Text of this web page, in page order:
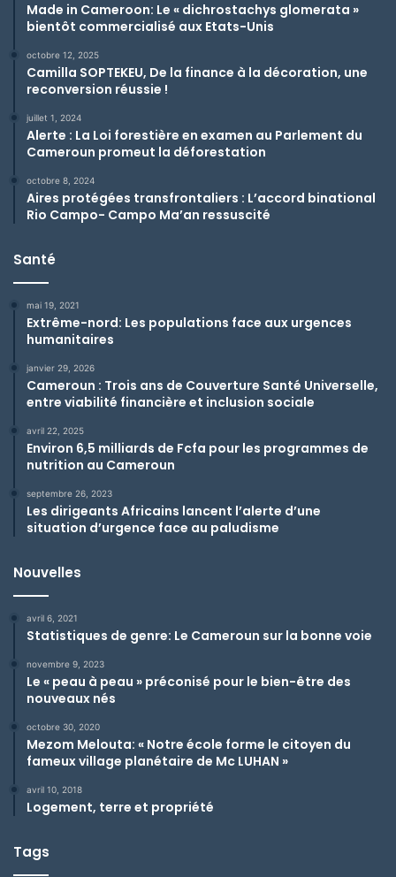
Made in Cameroon: Le « dichrostachys glomerata »
bientôt commercialisé aux Etats-Unis
octobre 12, 2025
Camilla SOPTEKEU, De la finance à la décoration, une
reconversion réussie !
juillet 1, 2024
Alerte : La Loi forestière en examen au Parlement du
Cameroun promeut la déforestation
octobre 8, 2024
Aires protégées transfrontaliers : L’accord binational
Rio Campo- Campo Ma’an ressuscité
Santé
mai 19, 2021
Extrême-nord: Les populations face aux urgences
humanitaires
janvier 29, 2026
Cameroun : Trois ans de Couverture Santé Universelle,
entre viabilité financière et inclusion sociale
avril 22, 2025
Environ 6,5 milliards de Fcfa pour les programmes de
nutrition au Cameroun
septembre 26, 2023
Les dirigeants Africains lancent l’alerte d’une
situation d’urgence face au paludisme
Nouvelles
avril 6, 2021
Statistiques de genre: Le Cameroun sur la bonne voie
novembre 9, 2023
Le « peau à peau » préconisé pour le bien-être des
nouveaux nés
octobre 30, 2020
Mezom Melouta: « Notre école forme le citoyen du
fameux village planétaire de Mc LUHAN »
avril 10, 2018
Logement, terre et propriété
Tags